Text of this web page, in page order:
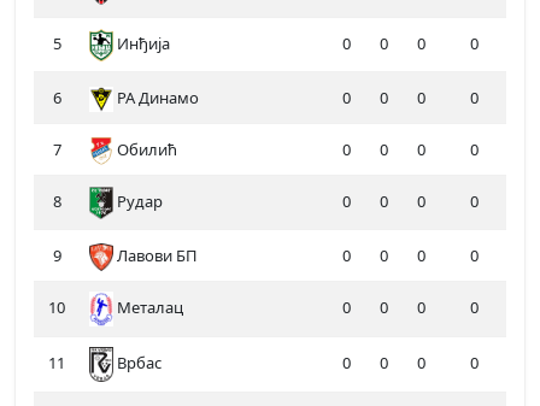
5 Инђија 0 0 0 0
6 РА Динамо 0 0 0 0
7 Обилић 0 0 0 0
8 Рудар 0 0 0 0
9 Лавови БП 0 0 0 0
10 Металац 0 0 0 0
11 Врбас 0 0 0 0